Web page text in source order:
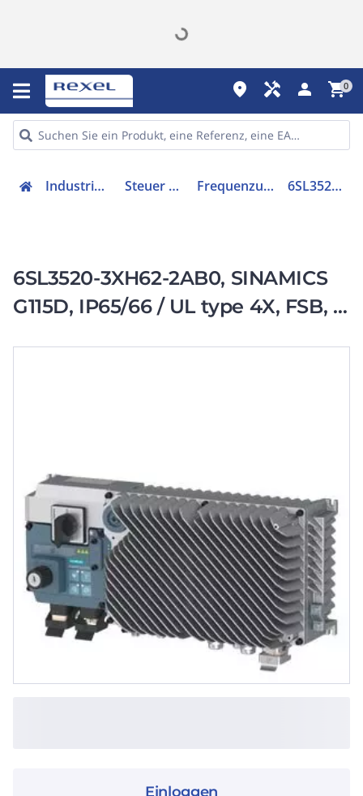
place handyman person shopping_cart0
Industriekomponenten Steuer & Regelgeräte Frequenzumrichter =< 1 kV 6SL35203XH622AB0
6SL3520-3XH62-2AB0, SINAMICS
G115D, IP65/66 / UL type 4X, FSB, 3
Einloggen